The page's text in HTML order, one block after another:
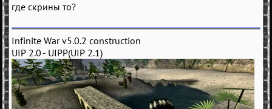
где скрины то?
Infinite War v5.0.2 construction
UIP 2.0 - UIPP(UIP 2.1)